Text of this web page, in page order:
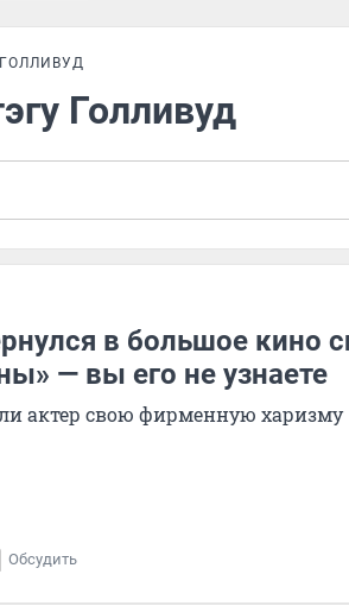
ГОЛЛИВУД
Голливуд
в большое кино
— вы его не узнаете
актер свою фирменную харизму
Обсудить